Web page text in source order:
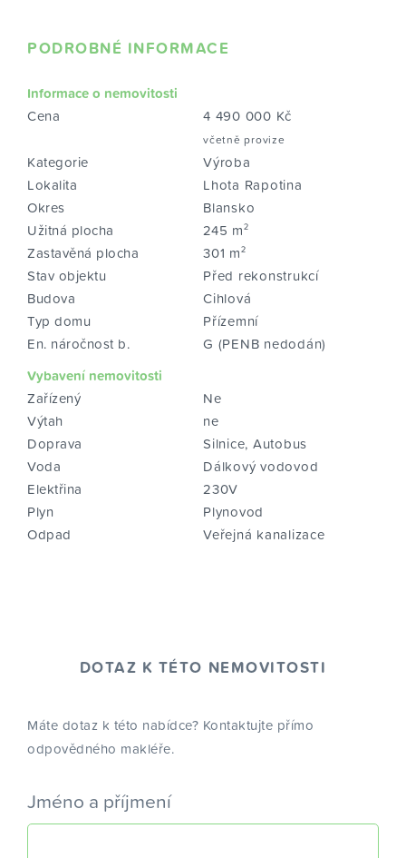
PODROBNÉ INFORMACE
Informace o nemovitosti
Cena
4 490 000 Kč
včetně provize
Kategorie
Výroba
Lokalita
Lhota Rapotina
Okres
Blansko
Užitná plocha
245 m²
Zastavěná plocha
301 m²
Stav objektu
Před rekonstrukcí
Budova
Cihlová
Typ domu
Přízemní
En. náročnost b.
G (PENB nedodán)
Vybavení nemovitosti
Zařízený
Ne
Výtah
ne
Doprava
Silnice, Autobus
Voda
Dálkový vodovod
Elektřina
230V
Plyn
Plynovod
Odpad
Veřejná kanalizace
DOTAZ K TÉTO NEMOVITOSTI
Máte dotaz k této nabídce? Kontaktujte přímo
odpovědného makléře.
Jméno a příjmení